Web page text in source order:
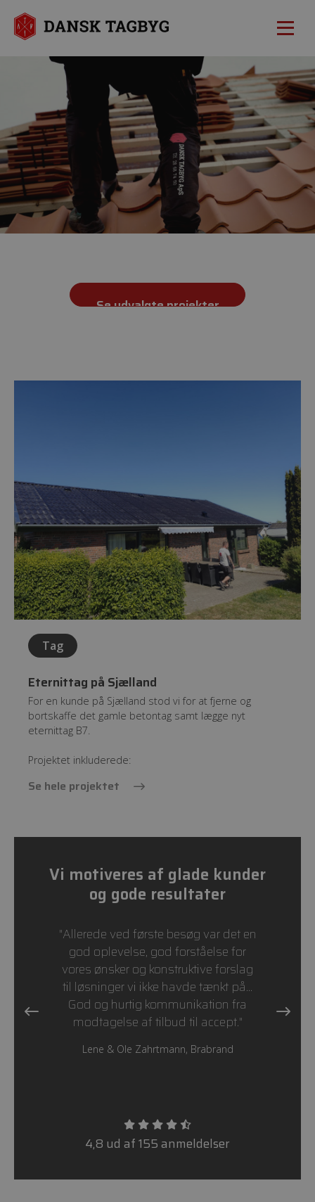
Se udvalgte projekter
Tag
Eternittag på Sjælland
For en kunde på Sjælland stod vi for at fjerne og
bortskaffe det gamle betontag samt lægge nyt
eternittag B7.
Projektet inkluderede:
Se hele projektet
Vi motiveres af glade kunder
og gode resultater
"Allerede ved første besøg var det en
god oplevelse, god forståelse for
vores ønsker og konstruktive forslag
til løsninger vi ikke havde tænkt på...
God og hurtig kommunikation fra
modtagelse af tilbud til accept."
Lene & Ole Zahrtmann, Brabrand
4,8 ud af 155 anmeldelser